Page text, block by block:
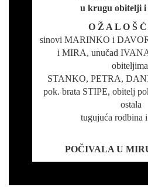
u krugu obitelji i
O Ž A L O Š
sinovi MARINKO i
i MIRA, unučad
STANKO, PETRA,
pok. brata STIPE, obitelj
ostala
tugujuća rodbina
POČIVALA U